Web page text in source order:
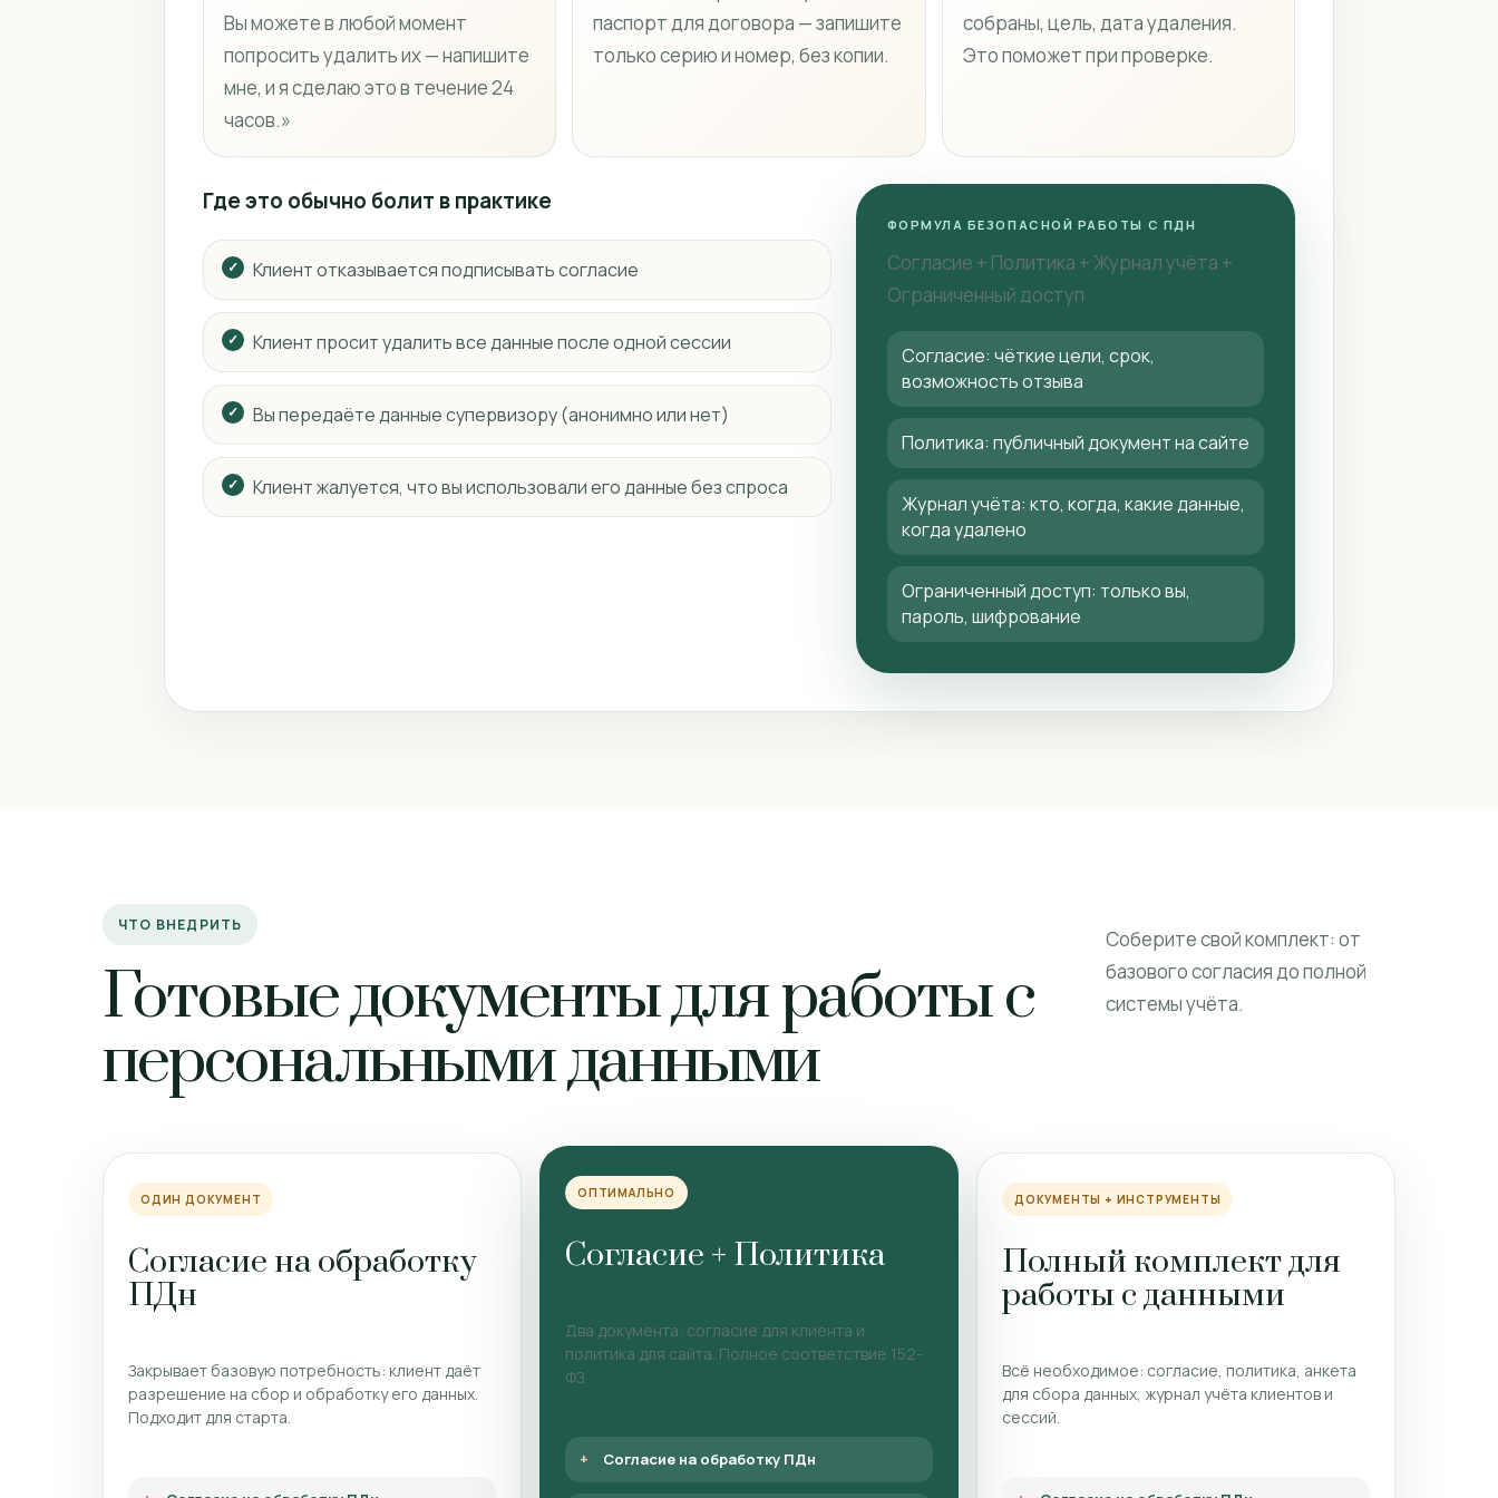
Вы можете в любой момент
попросить удалить их — напишите
мне, и я сделаю это в течение 24
часов.»
паспорт для договора — запишите
только серию и номер, без копии.
собраны, цель, дата удаления.
Это поможет при проверке.
Где это обычно болит в практике
Клиент отказывается подписывать согласие
Клиент просит удалить все данные после одной сессии
Вы передаёте данные супервизору (анонимно или нет)
Клиент жалуется, что вы использовали его данные без спроса
ФОРМУЛА БЕЗОПАСНОЙ РАБОТЫ С ПДН
Согласие + Политика + Журнал учёта +
Ограниченный доступ
Согласие: чёткие цели, срок,
возможность отзыва
Политика: публичный документ на сайте
Журнал учёта: кто, когда, какие данные,
когда удалено
Ограниченный доступ: только вы,
пароль, шифрование
ЧТО ВНЕДРИТЬ
Готовые документы для работы с
персональными данными
Соберите свой комплект: от
базового согласия до полной
системы учёта.
ОДИН ДОКУМЕНТ
Согласие на обработку
ПДн
Закрывает базовую потребность: клиент даёт
разрешение на сбор и обработку его данных.
Подходит для старта.
ОПТИМАЛЬНО
Согласие + Политика
Два документа: согласие для клиента и
политика для сайта. Полное соответствие 152-
ФЗ.
Согласие на обработку ПДн
ДОКУМЕНТЫ + ИНСТРУМЕНТЫ
Полный комплект для
работы с данными
Всё необходимое: согласие, политика, анкета
для сбора данных, журнал учёта клиентов и
сессий.